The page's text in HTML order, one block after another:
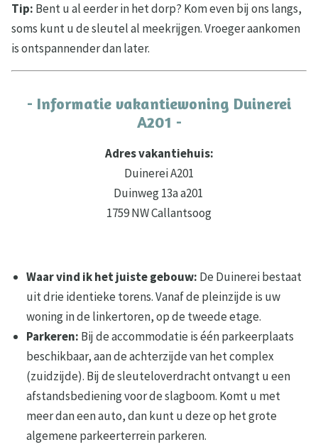
Tip: Bent u al eerder in het dorp? Kom even bij ons langs,
soms kunt u de sleutel al meekrijgen. Vroeger aankomen
is ontspannender dan later.
- Informatie vakantiewoning Duinerei
A201 -
Adres vakantiehuis:
Duinerei A201
Duinweg 13a a201
1759 NW Callantsoog
Waar vind ik het juiste gebouw: De Duinerei bestaat
uit drie identieke torens. Vanaf de pleinzijde is uw
woning in de linkertoren, op de tweede etage.
Parkeren: Bij de accommodatie is één parkeerplaats
beschikbaar, aan de achterzijde van het complex
(zuidzijde). Bij de sleuteloverdracht ontvangt u een
afstandsbediening voor de slagboom. Komt u met
meer dan een auto, dan kunt u deze op het grote
algemene parkeerterrein parkeren.